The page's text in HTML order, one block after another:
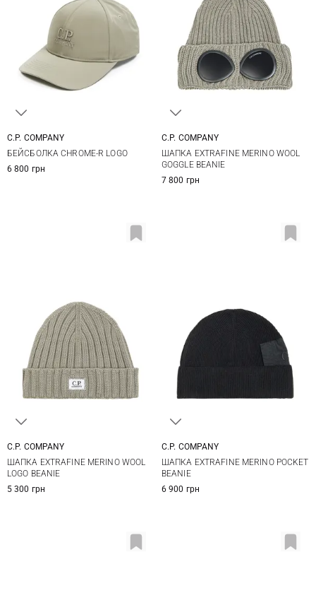
C.P. COMPANY
БЕЙСБОЛКА CHROME-R LOGO
6 800 грн
C.P. COMPANY
ШАПКА EXTRAFINE MERINO WOOL
GOGGLE BEANIE
7 800 грн
C.P. COMPANY
ШАПКА EXTRAFINE MERINO WOOL
LOGO BEANIE
5 300 грн
C.P. COMPANY
ШАПКА EXTRAFINE MERINO POCKET
BEANIE
6 900 грн